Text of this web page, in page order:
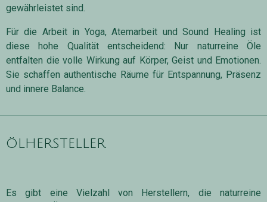
gewährleistet sind.
Für die Arbeit in Yoga, Atemarbeit und Sound Healing ist
diese hohe Qualität entscheidend: Nur naturreine Öle
entfalten die volle Wirkung auf Körper, Geist und Emotionen.
Sie schaffen authentische Räume für Entspannung, Präsenz
und innere Balance.
ölhersteller
Es gibt eine Vielzahl von Herstellern, die naturreine